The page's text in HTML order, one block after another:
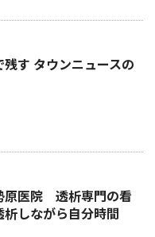
す タウンニュースの
原医院 透析専門の看
しながら自分時間